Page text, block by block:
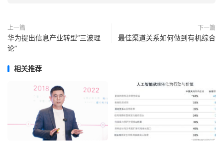
上一篇
华为提出信息产业转型“三波理
论”
下一篇
最佳渠道关系如何做到有机综合
相关推荐